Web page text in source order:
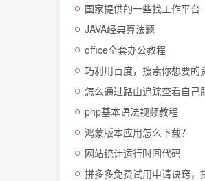
国家提供的一些找工作平台
JAVA经典算法题
office全套办公教程
巧利用百度，搜索你想要的
怎么通过路由追踪查看自己
php基本语法视频教程
鸿蒙版本应用怎么下载？
网站统计运行时间代码
拼多多免费试用申请诀窍，